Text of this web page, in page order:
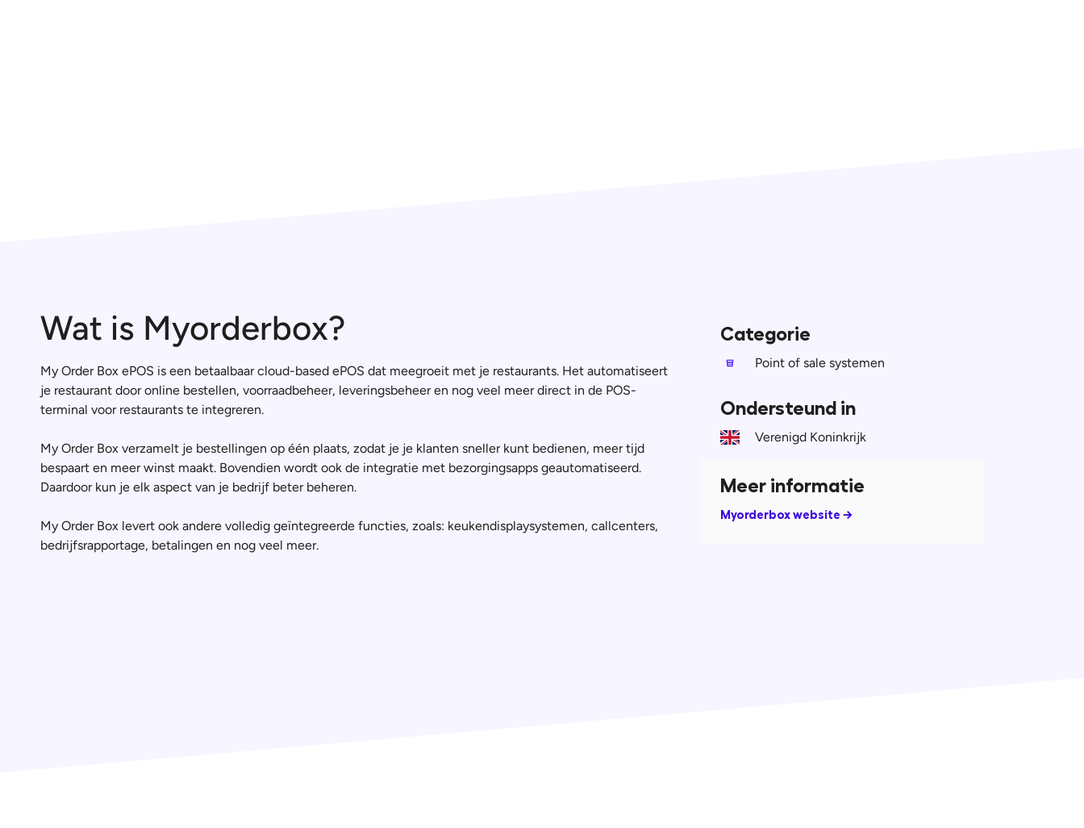
Wat is Myorderbox?
My Order Box ePOS is een betaalbaar cloud-based ePOS dat meegroeit met je restaurants. Het automatiseert
je restaurant door online bestellen, voorraadbeheer, leveringsbeheer en nog veel meer direct in de POS-
terminal voor restaurants te integreren.
My Order Box verzamelt je bestellingen op één plaats, zodat je je klanten sneller kunt bedienen, meer tijd
bespaart en meer winst maakt. Bovendien wordt ook de integratie met bezorgingsapps geautomatiseerd.
Daardoor kun je elk aspect van je bedrijf beter beheren.
My Order Box levert ook andere volledig geïntegreerde functies, zoals: keukendisplaysystemen, callcenters,
bedrijfsrapportage, betalingen en nog veel meer.
Categorie
Point of sale systemen
Ondersteund in
Verenigd Koninkrijk
Meer informatie
Myorderbox website →